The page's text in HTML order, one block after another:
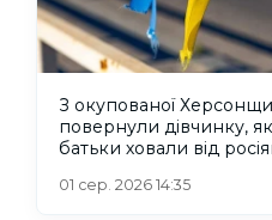
З окупованої
повернули дівчинку,
батьки ховали від
01 сер. 2026 14:35